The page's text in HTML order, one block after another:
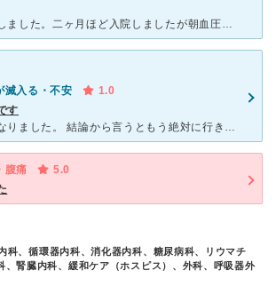
昨年度検査入院をしました。二ヶ月ほど入院しましたが朝血圧を測るのみで担当医の回診は週に一度3分の問診のみ、体調が悪くなりましたが、一切の検査（脳波、ＭＲＩ、問診ほか）はなくただ2ヶ月幽閉されただけでし
滅入る・不安
1.0
す
精神科でお世話になりました。 結論から言うともう絶対に行きたくないです。 あんなに上から目線で物を言う人が精神科の医者とか信じられないです。 ただ適当に話を聞いて薬を出しておけばいいや感がハンパ
腹痛
5.0
科、循環器内科、消化器内科、糖尿病科、リウマチ
、腎臓内科、緩和ケア（ホスピス）、外科、呼吸器外